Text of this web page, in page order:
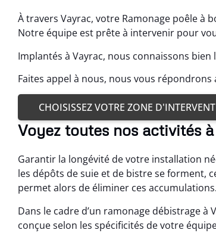
À travers Vayrac, votre Ramonage poêle à
Notre équipe est prête à intervenir pour
Implantés à Vayrac, nous connaissons bien
Faites appel à nous, nous vous répondrons
CHOISISSEZ VOTRE ZONE
Voyez toutes nos activités
Garantir la longévité de votre installation
les dépôts de suie et de bistre se forment,
permet alors de éliminer ces accumulations.
Dans le cadre d’un ramonage débistrage
conçue selon les spécificités de votre